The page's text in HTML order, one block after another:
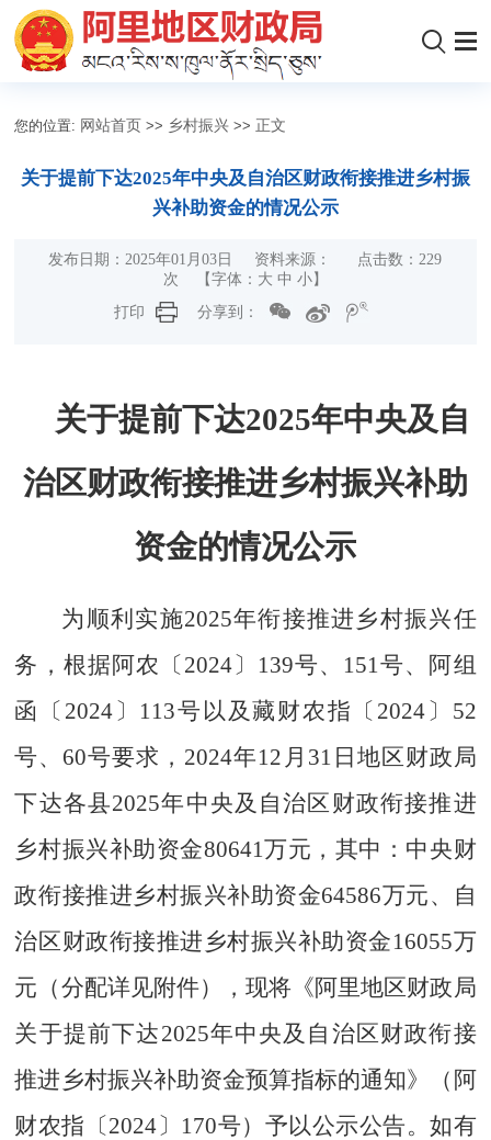
您的位置: 网站首页 >> 乡村振兴 >> 正文
关于提前下达2025年中央及自治区财政衔接推进乡村振
兴补助资金的情况公示
发布日期：2025年01月03日 资料来源： 点击数： 229
次
【字体： 大 中 小】
打印
分享到：
关于提前下达2025年中央及自
治区财政衔接推进乡村振兴补助
资金的情况公示
为顺利实施2025年衔接推进乡村振兴任
务，根据阿农〔2024〕139号、151号、阿组
函〔2024〕113号以及藏财农指〔2024〕52
号、60号要求，2024年12月31日地区财政局
下达各县2025年中央及自治区财政衔接推进
乡村振兴补助资金80641万元，其中：中央财
政衔接推进乡村振兴补助资金64586万元、自
治区财政衔接推进乡村振兴补助资金16055万
元（分配详见附件），现将《阿里地区财政局
关于提前下达2025年中央及自治区财政衔接
推进乡村振兴补助资金预算指标的通知》（阿
财农指〔2024〕170号）予以公示公告。如有